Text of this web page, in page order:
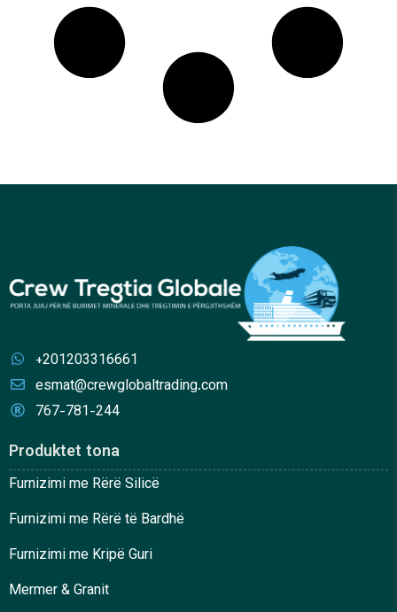
+201203316661
esmat@crewglobaltrading.com
767-781-244
Produktet tona
Furnizimi me Rërë Silicë
Furnizimi me Rërë të Bardhë
Furnizimi me Kripë Guri
Mermer & Granit